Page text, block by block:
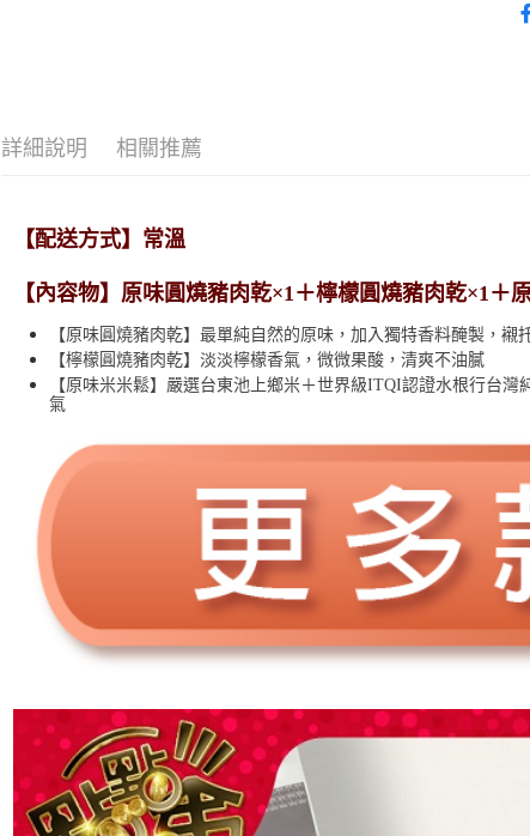
詳細說明 相關推薦
【配送方式】常溫
【內容物】原味圓燒豬肉乾×1＋檸檬圓燒豬肉乾×1＋
【原味圓燒豬肉乾】最單純自然的原味，加入獨特香料醃製，
【檸檬圓燒豬肉乾】淡淡檸檬香氣，微微果酸，清爽不油膩
【原味米米鬆】嚴選台東池上鄉米＋世界級ITQI認證水根行台
氣